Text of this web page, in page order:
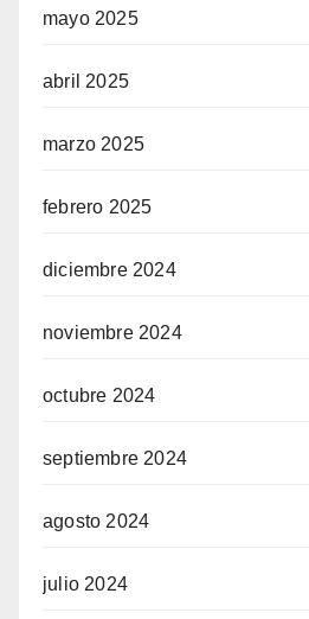
mayo 2025
abril 2025
marzo 2025
febrero 2025
diciembre 2024
noviembre 2024
octubre 2024
septiembre 2024
agosto 2024
julio 2024